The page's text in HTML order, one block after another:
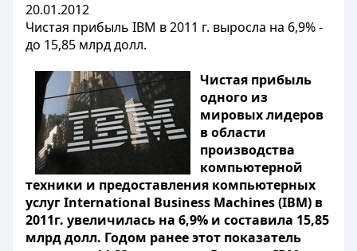
20.01.2012
Чистая прибыль IBM в 2011 г. выросла на 6,9% -
до 15,85 млрд долл.
Чистая прибыль
одного из
мировых лидеров
в области
производства
компьютерной
техники и предоставления компьютерных
услуг International Business Machines (IBM) в
2011г. увеличилась на 6,9% и составила 15,85
млрд долл. Годом ранее этот показатель